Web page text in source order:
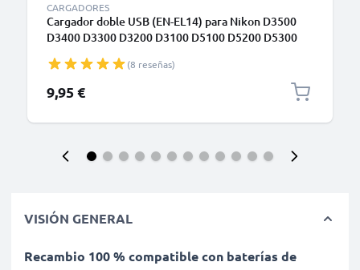
CARGADORES
Cargador doble USB (EN-EL14) para Nikon D3500
D3400 D3300 D3200 D3100 D5100 D5200 D5300
+ Cable USB de CELLONIC
(8 reseñas)
9,95 €
VISIÓN GENERAL
Recambio 100 % compatible con baterías de